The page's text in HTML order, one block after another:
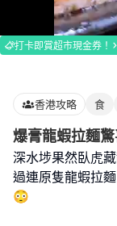
打卡即賞超市現金券！
香港攻略 食
爆膏龍蝦拉麵
深水埗果然臥虎
過連原隻龍蝦拉
😳